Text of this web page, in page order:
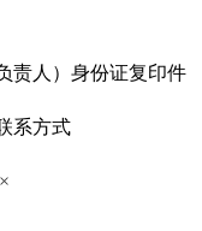
责人）身份证复印件
系方式